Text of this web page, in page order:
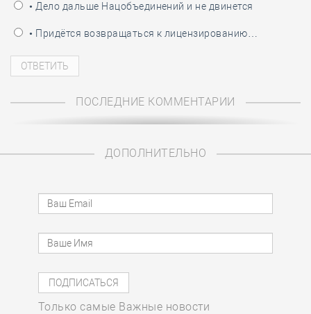
• Дело дальше Нацобъединений и не двинется
• Придётся возвращаться к лицензированию…
ПОСЛЕДНИЕ КОММЕНТАРИИ
ДОПОЛНИТЕЛЬНО
Только самые Важные новости